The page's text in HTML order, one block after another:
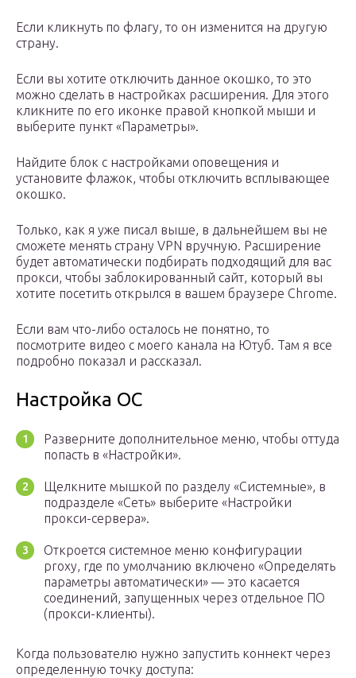
Если кликнуть по флагу, то он изменится на другую
страну.
Если вы хотите отключить данное окошко, то это
можно сделать в настройках расширения. Для этого
кликните по его иконке правой кнопкой мыши и
выберите пункт «Параметры».
Найдите блок с настройками оповещения и
установите флажок, чтобы отключить всплывающее
окошко.
Только, как я уже писал выше, в дальнейшем вы не
сможете менять страну VPN вручную. Расширение
будет автоматически подбирать подходящий для вас
прокси, чтобы заблокированный сайт, который вы
хотите посетить открылся в вашем браузере Chrome.
Если вам что-либо осталось не понятно, то
посмотрите видео с моего канала на Ютуб. Там я все
подробно показал и рассказал.
Настройка ОС
Разверните дополнительное меню, чтобы оттуда
попасть в «Настройки».
Щелкните мышкой по разделу «Системные», в
подразделе «Сеть» выберите «Настройки
прокси-сервера».
Откроется системное меню конфигурации
proxy, где по умолчанию включено «Определять
параметры автоматически» — это касается
соединений, запущенных через отдельное ПО
(прокси-клиенты).
Когда пользователю нужно запустить коннект через
определенную точку доступа: